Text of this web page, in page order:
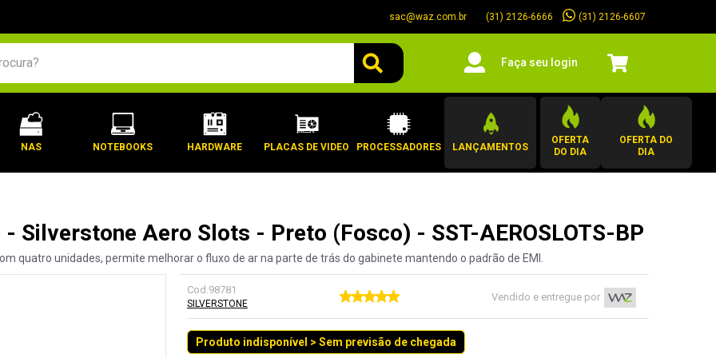
sac@waz.com.br (31) 2126-6666 (31) 2126-6607
Faça seu login
NAS NOTEBOOKS HARDWARE PLACAS DE VIDEO PROCESSADORES LANÇAMENTOS
OFERTA
DO DIA
OFERTA DO
DIA
Silverstone Aero Slots - Preto (Fosco) - SST-AEROSLOTS-BP
quatro unidades, permite melhorar o fluxo de ar na parte de trás do gabinete mantendo o padrão de EMI.
Cod.98781
SILVERSTONE
Vendido e entregue por
Produto indisponível > Sem previsão de chegada